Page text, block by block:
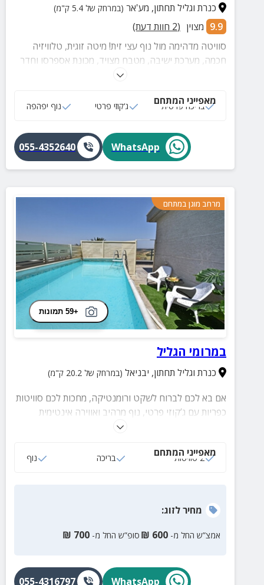
כנרת וגליל תחתון, מע'אר (במרחק של 5.4 ק"מ)
9.9 מצוין (
2 חוות דעת)
סוויטה מדהימה מול נוף עצי זית! מיטה זוגית, טלוויזיה
חכמה, מערכת ישיבה, מטבח מצויד, מכונת אספרסו וחדר
רחצה מוקפד. לסוויטה בריכה פרטית ומקורה המחוממת
מאפייני המתחם
בריכה פרטית ג‘קוזי פרטי נוף יפהפה
WhatsApp
055-4352640
מרחב מוגן במתחם
+59 תמונות
במרומי הגליל
כנרת וגליל תחתון, יבניאל (במרחק של 20.2 ק"מ)
אם בא לכם לברוח לשקט ורומנטיקה, מחכות לכם סוויטות
כפריות עם ג’קוזי פרטי, נוף מרהיב ואווירה אינטימית
שמושלמת לזמן איכות זוגי. כאן תמצאו שלווה אמיתית הרחק
להתאהב מחדש!
מאפייני המתחם
2 סוויטות בריכה נוף
מחירלזוג:
אמצ”ש החל מ- 600
₪ סופ”ש החל מ- 700
₪
WhatsApp
055-4316797